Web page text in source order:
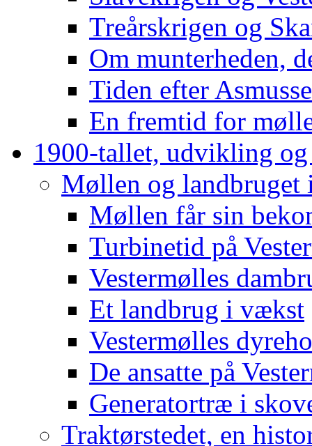
Treårskrigen og
Om munterheden,
Tiden efter
En fremtid for
1900-tallet, udvikling
Møllen og landbruget
Møllen får sin
Turbinetid på
Vestermølles
Et landbrug i vækst
Vestermølles
De ansatte på
Generatortræ i
Traktørstedet, en